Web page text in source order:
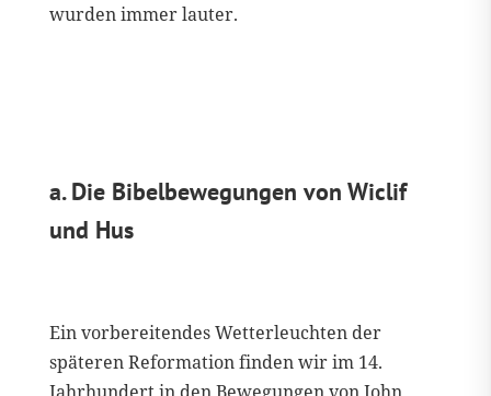
wurden immer lauter.
a. Die Bibelbewegungen von Wiclif
und Hus
Ein vorbereitendes Wetterleuchten der
späteren Reformation finden wir im 14.